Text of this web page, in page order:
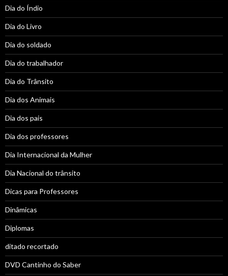
Dia do Índio
Dia do Livro
Dia do soldado
Dia do trabalhador
Dia do Trânsito
Dia dos Animais
Dia dos pais
Dia dos professores
Dia Internacional da Mulher
Dia Nacional do trânsito
Dicas para Professores
Dinâmicas
Diplomas
ditado recortado
DVD Cantinho do Saber